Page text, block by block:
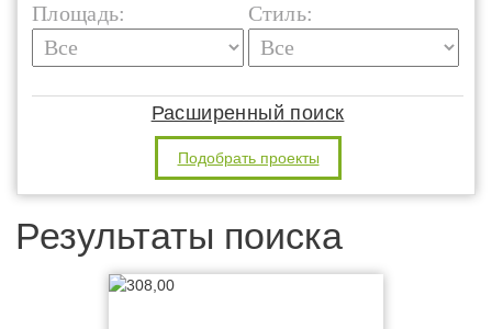
Площадь: Стиль:
Расширенный поиск
Подобрать проекты
Результаты поиска